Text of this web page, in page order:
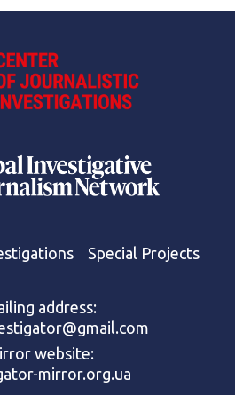
Special Projects
address:
website:
mirror.org.ua